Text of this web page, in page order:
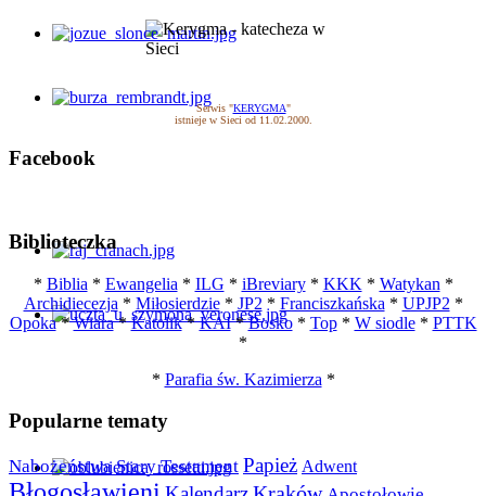
Serwis "KERYGMA"
istnieje w Sieci od 11.02.2000.
Facebook
Biblioteczka
* Biblia * Ewangelia * ILG * iBreviary* KKK * Watykan *
Archidiecezja * Miłosierdzie* JP2 * Franciszkańska * UPJP2 *
Opoka*Wiara*Katolik*KAI*Bosko* Top* W siodle* PTTK
*
* Parafia św. Kazimierza *
Popularne tematy
Nabożeństwa Stary Testament Papież Adwent